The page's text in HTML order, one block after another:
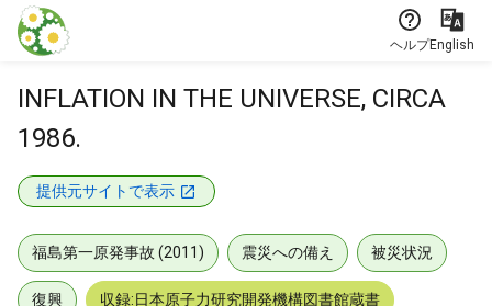
本文に飛ぶ
ヘルプEnglish
INFLATION IN THE UNIVERSE, CIRCA
1986.
提供元サイトで表示
福島第一原発事故 (2011) 震災への備え 被災状況
復興 収録:日本原子力研究開発機構図書館蔵書